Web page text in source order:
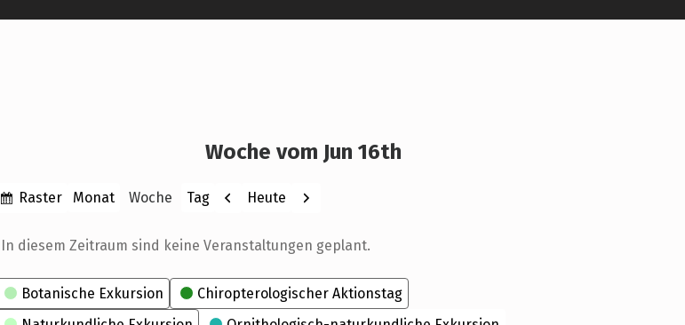
Woche vom Jun 16th
Anzeigen
Raster Monat Woche Tag Zurück
Heute Weiter
In diesem Zeitraum sind keine Veranstaltungen geplant.
Kategorien
Botanische Exkursion
Chiropterologischer Aktionstag